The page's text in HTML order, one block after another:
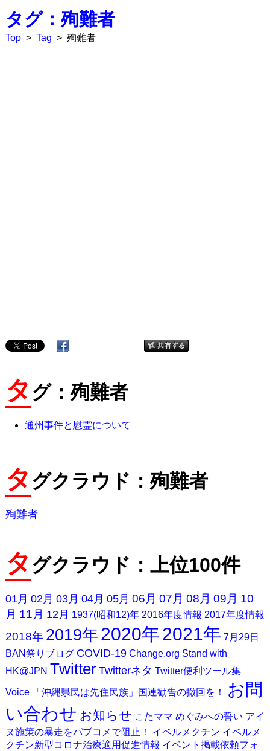
タグ：殉難者
Top > Tag > 殉難者
タ グ：殉難者
通州事件と慰霊について
タ グクラウド：殉難者
殉難者
タ グクラウド：上位100件
01月 02月 03月 04月 05月 06月 07月 08月 09月 10
月 11月 12月 1937(昭和12)年 2016年度情報 2017年度情報
2018年 2019年2020年2021年 7月29日
BAN祭りブログ COVID-19 Change.org Stand with
HK@JPN Twitter Twitterネタ Twitter便利ツール集
Voice 「沖縄県民は先住民族」国連勧告の撤回を！
お問
い合わせ お知らせ こたママ めぐみへの誓い アイ
ヌ施策の暴走をパブコメで阻止！
イベルメクチン イベルメ
クチン新型コロナ治療適用促進情報 イベント掲載依頼フォ